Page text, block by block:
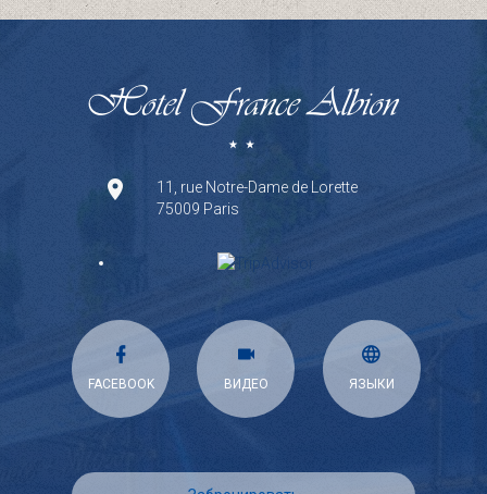
11, rue Notre-Dame de Lorette
75009 Paris
FACEBOOK ВИДЕО ЯЗЫКИ